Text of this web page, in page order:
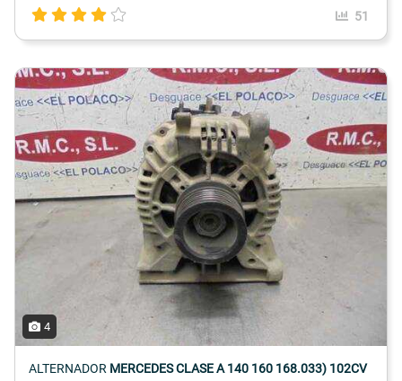
51
4
ALTERNADOR MERCEDES CLASE A 140 160 168.033) 102CV